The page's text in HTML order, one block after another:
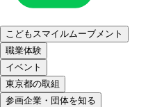
こどもスマイルムーブメント
職業体験
イベント
東京都の取組
参画企業・団体を知る